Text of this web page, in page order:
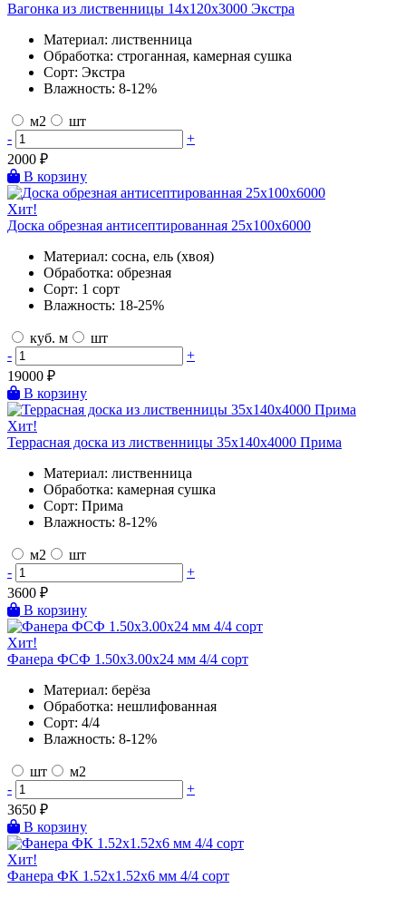
Вагонка из лиственницы 14х120х3000 Экстра
Материал: лиственница
Обработка: строганная, камерная сушка
Сорт: Экстра
Влажность: 8-12%
м2
шт
-
+
2000 ₽
В корзину
Хит!
Доска обрезная антисептированная 25х100х6000
Материал: сосна, ель (хвоя)
Обработка: обрезная
Сорт: 1 сорт
Влажность: 18-25%
куб. м
шт
-
+
19000 ₽
В корзину
Хит!
Террасная доска из лиственницы 35х140х4000 Прима
Материал: лиственница
Обработка: камерная сушка
Сорт: Прима
Влажность: 8-12%
м2
шт
-
+
3600 ₽
В корзину
Хит!
Фанера ФСФ 1.50х3.00х24 мм 4/4 сорт
Материал: берёза
Обработка: нешлифованная
Сорт: 4/4
Влажность: 8-12%
шт
м2
-
+
3650 ₽
В корзину
Хит!
Фанера ФК 1.52х1.52х6 мм 4/4 сорт